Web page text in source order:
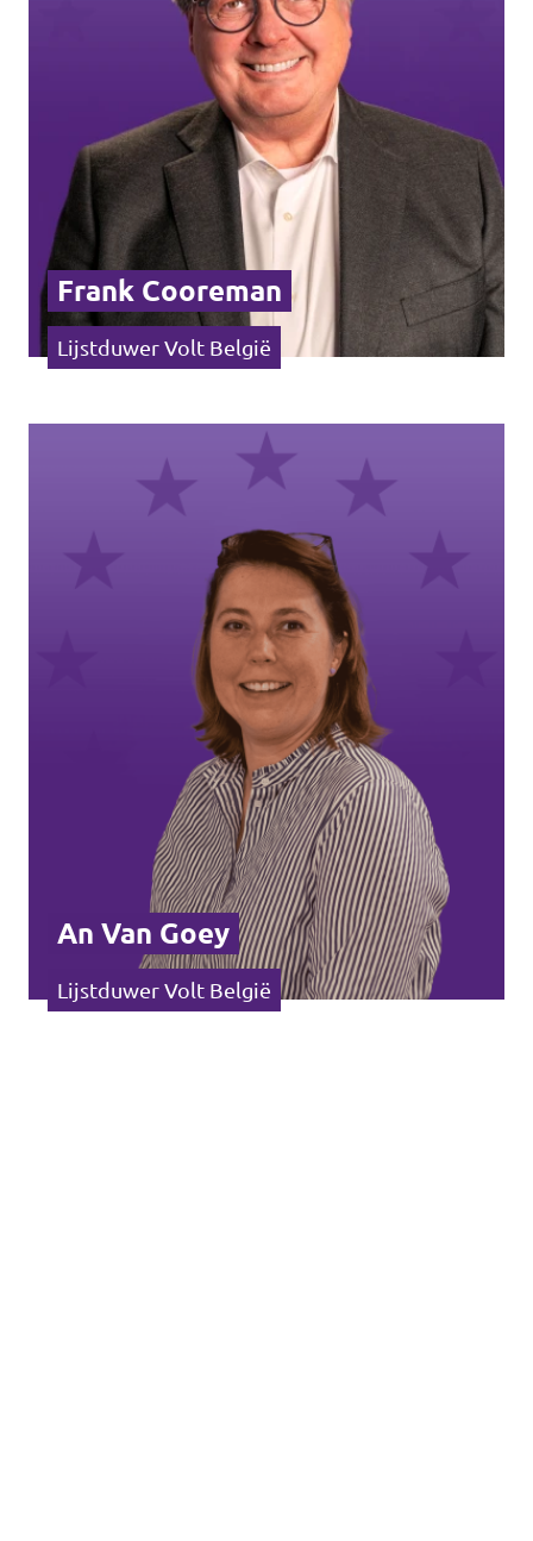
Frank Cooreman
Lijstduwer Volt België
An Van Goey
Lijstduwer Volt België